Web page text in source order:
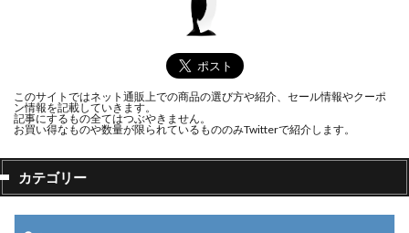
このサイトではネット通販上での商品の選び方や紹介、セール情報やクーポ
ン情報を記載していきます。
記事にするもの全てはつぶやきません。
お買い得なものや数量が限られているもののみTwitterで紹介します。
カテゴリー